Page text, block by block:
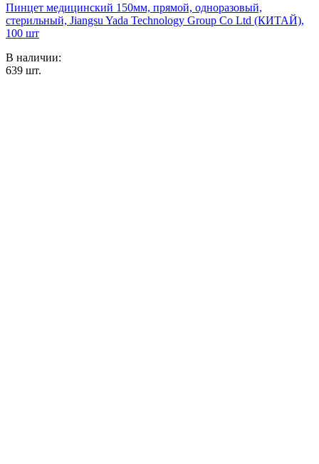
Пинцет медицинский 150мм, прямой, одноразовый,
стерильный, Jiangsu Yada Technology Group Co Ltd (КИТАЙ),
100 шт
В наличии:
639 шт.